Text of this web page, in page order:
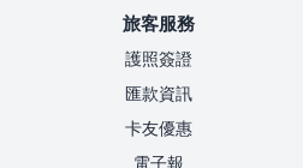
旅客服務
護照簽證
匯款資訊
卡友優惠
電子報